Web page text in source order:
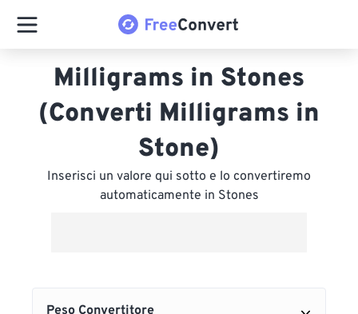
Milligrams in Stones
(Converti Milligrams in
Stone)
Inserisci un valore qui sotto e lo convertiremo
automaticamente in Stones